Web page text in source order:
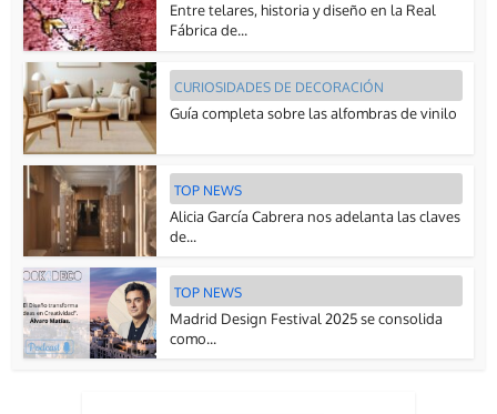
Entre telares, historia y diseño en la Real
Fábrica de...
CURIOSIDADES DE DECORACIÓN
Guía completa sobre las alfombras de vinilo
TOP NEWS
Alicia García Cabrera nos adelanta las claves
de...
TOP NEWS
Madrid Design Festival 2025 se consolida
como...